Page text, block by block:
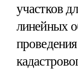
участков
линейных